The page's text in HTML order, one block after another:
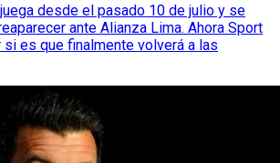
desde el pasado 10 de julio y se
ante Alianza Lima. Ahora Sport
es que finalmente volverá a las